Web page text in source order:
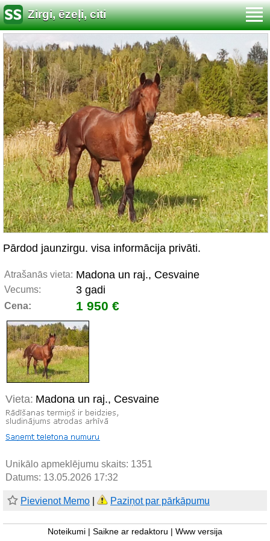
Zirgi, ēzeļi, citi
Pārdod jaunzirgu. visa informācija privāti.
Atrašanās vieta: Madona un raj., Cesvaine
Vecums: 3 gadi
Cena: 1 950 €
Vieta: Madona un raj., Cesvaine
Unikālo apmeklējumu skaits: 1351
Datums: 13.05.2026 17:32
Pievienot Memo Paziņot par pārkāpumu
Noteikumi Saikne ar redaktoru Www versija